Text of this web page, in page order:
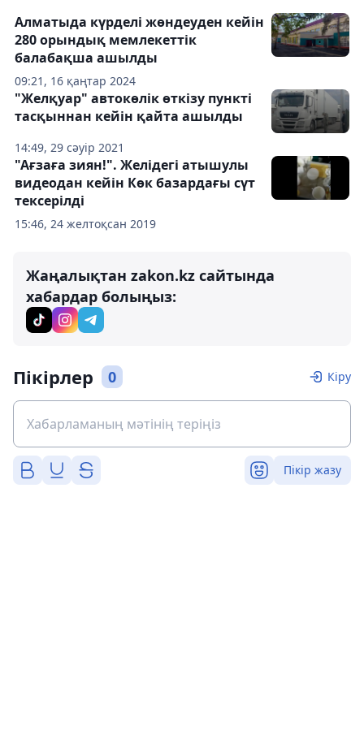
09:21, 16 қаңтар 2024
Алматыда күрделі жөндеуден кейін
280 орындық мемлекеттік
балабақша ашылды
14:49, 29 сәуір 2021
"Желқуар" автокөлік өткізу пункті
тасқыннан кейін қайта ашылды
15:46, 24 желтоқсан 2019
"Ағзаға зиян!". Желідегі атышулы
видеодан кейін Көк базардағы сүт
тексерілді
Жаңалықтан zakon.kz сайтында
хабардар болыңыз:
Пікірлер 0 Кіру
Пікір жазу